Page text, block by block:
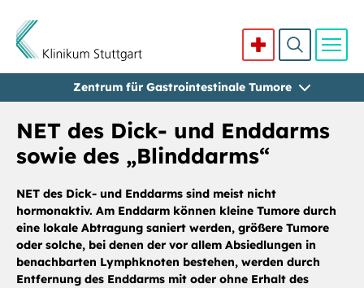
Direkt zum InhaltZentrum für Gastrointestinale Tumore
NET des Dick- und Enddarms
sowie des „Blinddarms“
NET des Dick- und Enddarms sind meist nicht
hormonaktiv. Am Enddarm können kleine Tumore durch
eine lokale Abtragung saniert werden, größere Tumore
oder solche, bei denen der vor allem Absiedlungen in
benachbarten Lymphknoten bestehen, werden durch
Entfernung des Enddarms mit oder ohne Erhalt des